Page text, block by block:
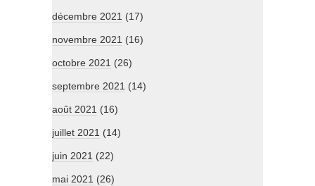
décembre 2021 (17)
novembre 2021 (16)
octobre 2021 (26)
septembre 2021 (14)
août 2021 (16)
juillet 2021 (14)
juin 2021 (22)
mai 2021 (26)